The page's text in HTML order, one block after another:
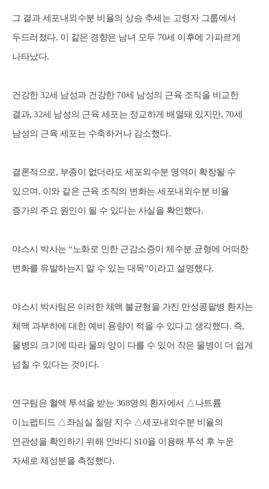
그 결과 세포내외수분 비율의 상승 추세는 고령자 그룹에서
두드러졌다. 이 같은 경향은 남녀 모두 70세 이후에 가파르게
나타났다.
건강한 32세 남성과 건강한 70세 남성의 근육 조직을 비교한
결과, 32세 남성의 근육 세포는 정교하게 배열돼 있지만, 70세
남성의 근육 세포는 수축하거나 감소했다.
결론적으로, 부종이 없더라도 세포외수분 영역이 확장될 수
있으며, 이와 같은 근육 조직의 변화는 세포내외수분 비율
증가의 주요 원인이 될 수 있다는 사실을 확인했다.
야스시 박사는 “노화로 인한 근감소증이 체수분 균형에 어떠한
변화를 유발하는지 알 수 있는 대목”이라고 설명했다.
야스시 박사팀은 이러한 체액 불균형을 가진 만성콩팥병 환자는
체액 과부하에 대한 예비 용량이 적을 수 있다고 생각했다. 즉,
물병의 크기에 따라 물의 양이 다를 수 있어 작은 물병이 더 쉽게
넘칠 수 있다는 것이다.
연구팀은 혈액 투석을 받는 368명의 환자에서 △나트륨
이뇨펩티드 △좌심실 질량 지수 △세포내외수분 비율의
연관성을 확인하기 위해 인바디 S10을 이용해 투석 후 누운
자세로 체성분을 측정했다.